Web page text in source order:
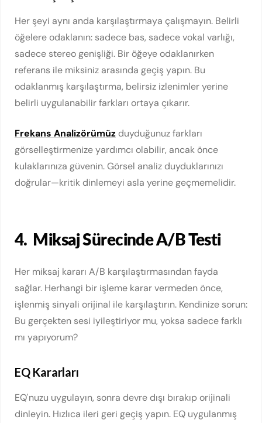
Her şeyi aynı anda karşılaştırmaya çalışmayın. Belirli
öğelere odaklanın: sadece bas, sadece vokal varlığı,
sadece stereo genişliği. Bir öğeye odaklanırken
referans ile miksiniz arasında geçiş yapın. Bu
odaklanmış karşılaştırma, belirsiz izlenimler yerine
belirli uygulanabilir farkları ortaya çıkarır.
Frekans Analizörümüzduyduğunuz farkları
görselleştirmenize yardımcı olabilir, ancak önce
kulaklarınıza güvenin. Görsel analiz duyduklarınızı
doğrular—kritik dinlemeyi asla yerine geçmemelidir.
4. Miksaj Sürecinde A/B Testi
Her miksaj kararı A/B karşılaştırmasından fayda
sağlar. Herhangi bir işleme karar vermeden önce,
işlenmiş sinyali orijinal ile karşılaştırın. Kendinize sorun:
Bu gerçekten sesi iyileştiriyor mu, yoksa sadece farklı
mı yapıyorum?
EQ Kararları
EQ'nuzu uygulayın, sonra devre dışı bırakıp orijinali
dinleyin. Hızlıca ileri geri geçiş yapın. EQ uygulanmış